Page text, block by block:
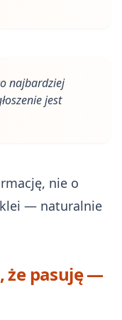
najbardziej
jest
nie o
klei — naturalnie
że pasuję —